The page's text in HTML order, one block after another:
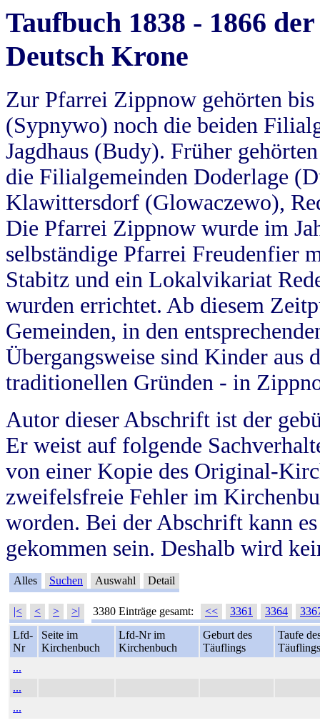
Taufbuch 1838 - 1866
Deutsch Krone
Zur Pfarrei Zippnow gehörten
(Sypnywo) noch die beiden
Jagdhaus (Budy). Früher
die Filialgemeinden Doderlage
Klawittersdorf (Glowaczewo),
Die Pfarrei Zippnow wurde im
selbständige Pfarrei Freudenfier
Stabitz und ein Lokalvikariat
wurden errichtet. Ab diesem
Gemeinden, in den
Übergangsweise sind Kinder aus
traditionellen Gründen - in
Autor dieser Abschrift ist der
Er weist auf folgende
von einer Kopie des Original-
zweifelsfreie Fehler im
worden. Bei der Abschrift kann
gekommen sein. Deshalb wird
Alles Suchen Auswahl Detail
|< < > >| 3380 Einträge gesamt: << 3361 3364
Lfd-
Nr
Seite im
Kirchenbuch
Lfd-Nr im
Kirchenbuch
Geburt des
Täuflings
Taufe
Täuflings
...
...
...